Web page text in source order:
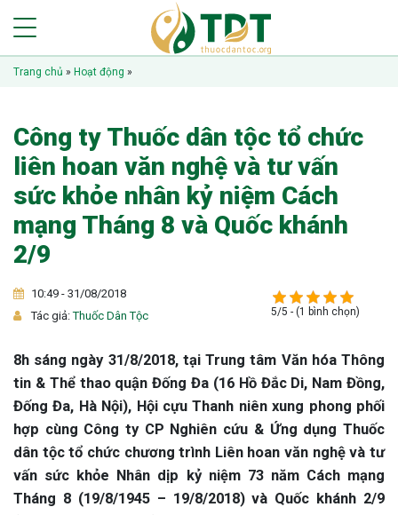
Trang chủ » Hoạt động »
Công ty Thuốc dân tộc tổ chức
liên hoan văn nghệ và tư vấn
sức khỏe nhân kỷ niệm Cách
mạng Tháng 8 và Quốc khánh
2/9
10:49 - 31/08/2018
Tác giả:Thuốc Dân Tộc 5/5 - (1 bình chọn)
8h sáng ngày 31/8/2018, tại Trung tâm Văn hóa Thông
tin & Thể thao quận Đống Đa (16 Hồ Đắc Di, Nam Đồng,
Đống Đa, Hà Nội), Hội cựu Thanh niên xung phong phối
hợp cùng Công ty CP Nghiên cứu & Ứng dụng Thuốc
dân tộc tổ chức chương trình Liên hoan văn nghệ và tư
vấn sức khỏe Nhân dịp kỷ niệm 73 năm Cách mạng
Tháng 8 (19/8/1945 – 19/8/2018) và Quốc khánh 2/9